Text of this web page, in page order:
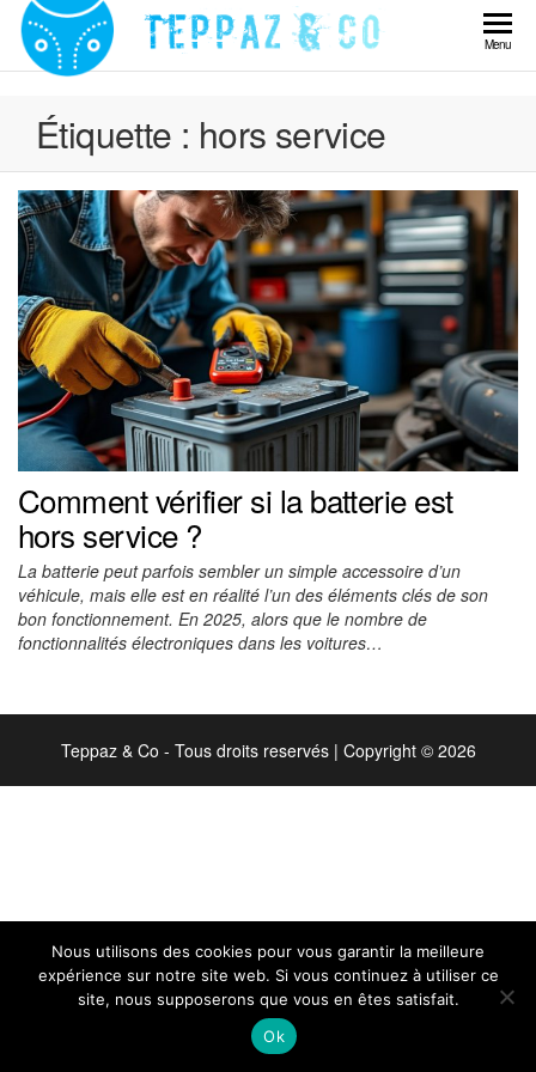
Skip
content
Teppaz
Menu
Étiquette : hors service
Comment vérifier si la batterie est
hors service ?
La batterie peut parfois sembler un simple accessoire d’un
véhicule, mais elle est en réalité l’un des éléments clés de son
bon fonctionnement. En 2025, alors que le nombre de
fonctionnalités électroniques dans les voitures…
Teppaz & Co - Tous droits reservés | Copyright © 2026
Nous utilisons des cookies pour vous garantir la meilleure
expérience sur notre site web. Si vous continuez à utiliser ce
site, nous supposerons que vous en êtes satisfait.
Ok